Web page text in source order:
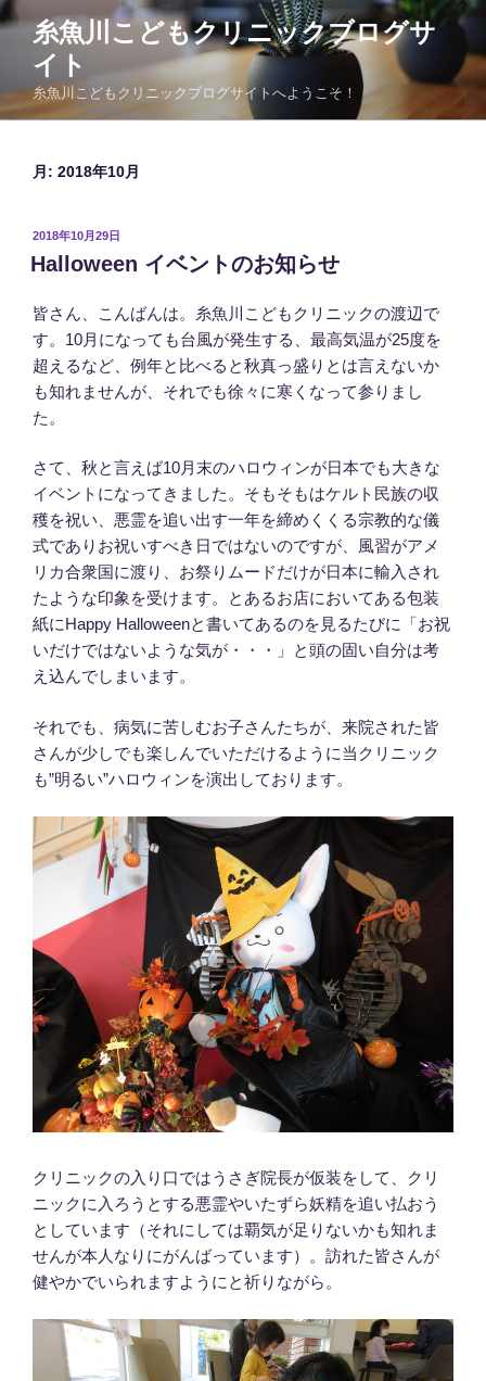
コ
ン
ツ
糸魚川こどもクリニックブログサ
イト
糸魚川こどもクリニックブログサイトへようこそ！
月: 2018年10月
投
稿
日:
2018年10月29日
Halloween イベントのお知らせ
皆さん、こんばんは。糸魚川こどもクリニックの渡辺で
す。10月になっても台風が発生する、最高気温が25度を
超えるなど、例年と比べると秋真っ盛りとは言えないか
も知れませんが、それでも徐々に寒くなって参りまし
た。
さて、秋と言えば10月末のハロウィンが日本でも大きな
イベントになってきました。そもそもはケルト民族の収
穫を祝い、悪霊を追い出す一年を締めくくる宗教的な儀
式でありお祝いすべき日ではないのですが、風習がアメ
リカ合衆国に渡り、お祭りムードだけが日本に輸入され
たような印象を受けます。とあるお店においてある包装
紙にHappy Halloweenと書いてあるのを見るたびに「お祝
いだけではないような気が・・・」と頭の固い自分は考
え込んでしまいます。
それでも、病気に苦しむお子さんたちが、来院された皆
さんが少しでも楽しんでいただけるように当クリニック
も”明るい”ハロウィンを演出しております。
クリニックの入り口ではうさぎ院長が仮装をして、クリ
ニックに入ろうとする悪霊やいたずら妖精を追い払おう
としています（それにしては覇気が足りないかも知れま
せんが本人なりにがんばっています）。訪れた皆さんが
健やかでいられますようにと祈りながら。